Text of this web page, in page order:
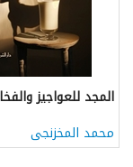
المجد للعواجيز
محمد المخزنجى